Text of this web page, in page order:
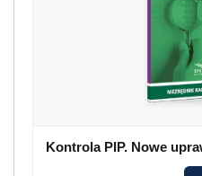
Kontrola PIP. Nowe